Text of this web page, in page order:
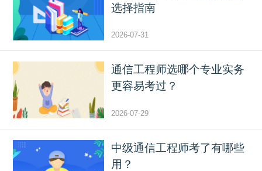
选择指南
2026-07-31
通信工程师选哪个专业实务
更容易考过？
2026-07-29
中级通信工程师考了有哪些
用？